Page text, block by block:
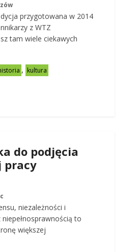
przygotowana w 2014
z WTZ
tam wiele ciekawych
, kultura
do podjęcia
pracy
niezależności i
to
większej